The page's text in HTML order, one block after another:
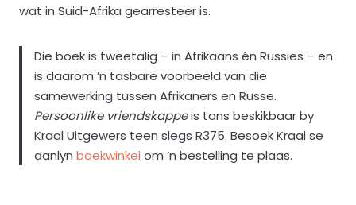
wat in Suid-Afrika gearresteer is.
Die boek is tweetalig – in Afrikaans én Russies – en
is daarom ’n tasbare voorbeeld van die
samewerking tussen Afrikaners en Russe.
Persoonlike vriendskappeis tans beskikbaar by
Kraal Uitgewers teen slegs R375. Besoek Kraal se
aanlyn boekwinkel om ’n bestelling te plaas.